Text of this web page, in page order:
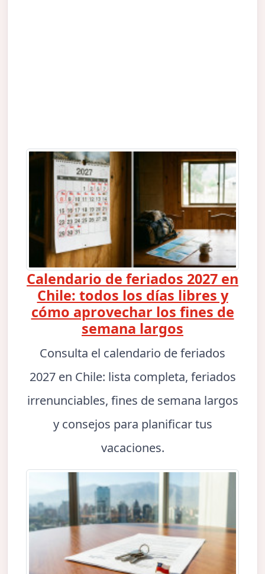
Calendario de feriados 2027 en
Chile: todos los días libres y
cómo aprovechar los fines de
semana largos
Consulta el calendario de feriados
2027 en Chile: lista completa, feriados
irrenunciables, fines de semana largos
y consejos para planificar tus
vacaciones.